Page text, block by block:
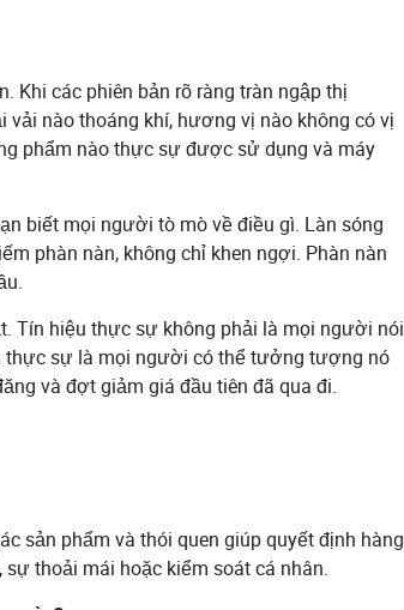
Khi các phiên bản rõ ràng tràn ngập thị
nào thoáng khí, hương vị nào không có vị
phẩm nào thực sự được sử dụng và máy
biết mọi người tò mò về điều gì. Làn sóng
phàn nàn, không chỉ khen ngợi. Phàn nàn
Tín hiệu thực sự không phải là mọi người nói
thực sự là mọi người có thể tưởng tượng nó
và đợt giảm giá đầu tiên đã qua đi.
sản phẩm và thói quen giúp quyết định hàng
thoải mái hoặc kiểm soát cá nhân.